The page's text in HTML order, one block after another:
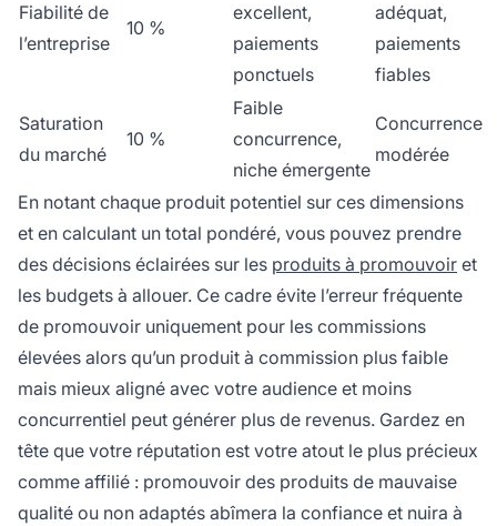
Fiabilité de
l’entreprise
10 %
excellent,
paiements
ponctuels
adéquat,
paiements
fiables
Saturation
du marché
10 %
Faible
concurrence,
niche émergente
Concurrence
modérée
En notant chaque produit potentiel sur ces dimensions
et en calculant un total pondéré, vous pouvez prendre
des décisions éclairées sur les produits à promouvoir et
les budgets à allouer. Ce cadre évite l’erreur fréquente
de promouvoir uniquement pour les commissions
élevées alors qu’un produit à commission plus faible
mais mieux aligné avec votre audience et moins
concurrentiel peut générer plus de revenus. Gardez en
tête que votre réputation est votre atout le plus précieux
comme affilié : promouvoir des produits de mauvaise
qualité ou non adaptés abîmera la confiance et nuira à